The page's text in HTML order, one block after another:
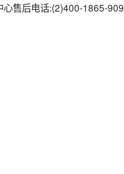
售后电话:(2)400-1865-909